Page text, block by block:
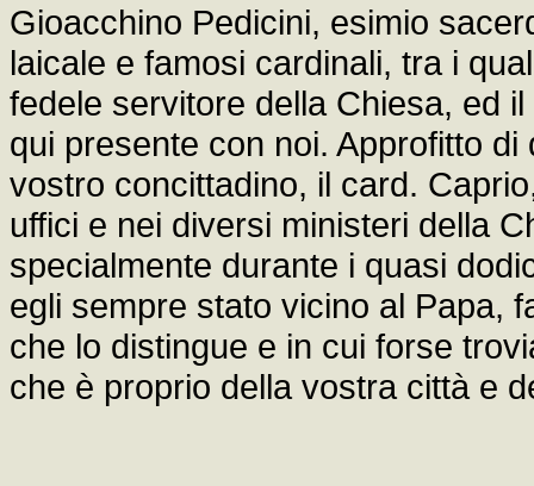
Gioacchino Pedicini, esimio
laicale e famosi cardinali, tra i
fedele servitore della Chiesa, ed
qui presente con noi. Approfitto
vostro concittadino, il card.
uffici e nei diversi ministeri della
specialmente durante i quasi
egli sempre stato vicino al Papa,
che lo distingue e in cui forse
che è proprio della vostra città e